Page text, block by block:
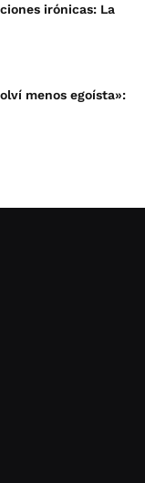
irónicas: La
menos egoísta»: